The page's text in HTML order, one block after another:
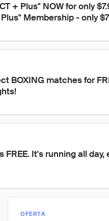
+ Plus" NOW for only
Membership - only
BOXING matches for
FREE. It's running all
OFERTA